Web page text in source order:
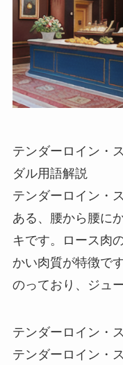
テンダーロイン・
ダル用語解説
テンダーロイン・
ある、腰から腰に
キです。ロース肉
かい肉質が特徴で
のっており、ジュ
テンダーロイン・
テンダーロイン・